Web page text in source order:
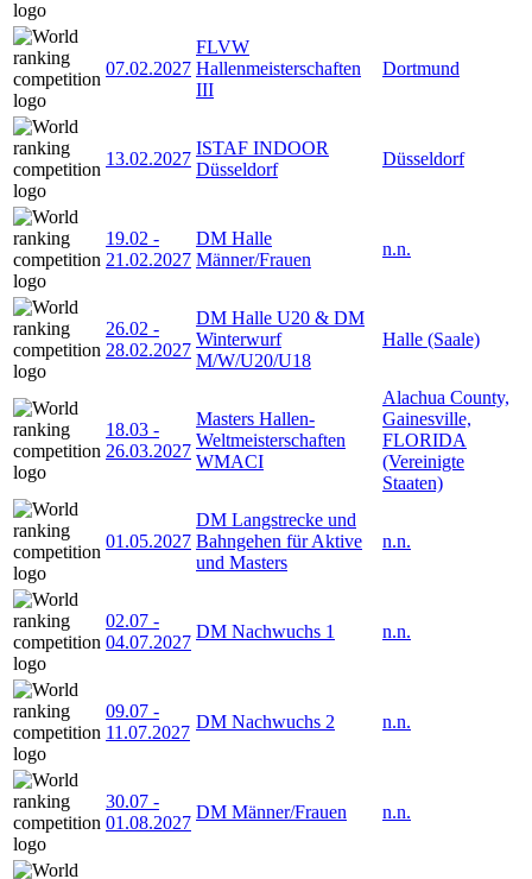
07.02.2027
FLVW
Hallenmeisterschaften
III
Dortmund
13.02.2027
ISTAF INDOOR
Düsseldorf
Düsseldorf
19.02 -
21.02.2027
DM Halle
Männer/Frauen
n.n.
26.02 -
28.02.2027
DM Halle U20 & DM
Winterwurf
M/W/U20/U18
Halle (Saale)
18.03 -
26.03.2027
Masters Hallen-
Weltmeisterschaften
WMACI
Alachua County,
Gainesville,
FLORIDA
(Vereinigte
Staaten)
01.05.2027
DM Langstrecke und
Bahngehen für Aktive
und Masters
n.n.
02.07 -
04.07.2027
DM Nachwuchs 1 n.n.
09.07 -
11.07.2027
DM Nachwuchs 2 n.n.
30.07 -
01.08.2027
DM Männer/Frauen n.n.